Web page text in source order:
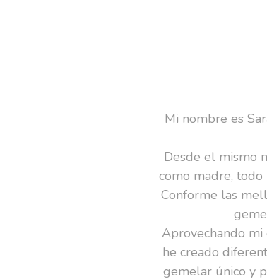
Mi nombre es
Desde el mismo
como madre,
Conforme las
Aprovechando mi
he creado
gemelar único y